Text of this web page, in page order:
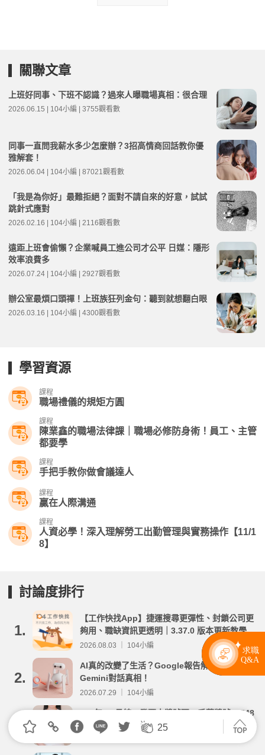
25
關聯文章
上班好同事、下班不認識？過來人曝職場真相：很合理
2026.06.15 | 104小編 | 3755觀看數
同事一直問我薪水多少怎麼辦？3招高情商回話教你優
雅解套！
2026.06.04 | 104小編 | 87021觀看數
「我是為你好」最難拒絕？面對不請自來的好意，試試
跳針式應對
2026.02.16 | 104小編 | 2116觀看數
遠距上班會偷懶？企業喊員工進公司才公平 日媒：隱形
效率浪費多
2026.07.24 | 104小編 | 2927觀看數
辦公室最煩口頭禪！上班族狂列金句：聽到就想翻白眼
2026.03.16 | 104小編 | 4300觀看數
學習資源
課程
職場禮儀的規矩方圓
課程
陳業鑫的職場法律課｜職場必修防身術！員工、主管
都要學
課程
手把手教你做會議達人
課程
贏在人際溝通
課程
人資必學！深入理解勞工出勤管理與實務操作【11/1
8】
討論度排行
1.
【工作快找App】捷運搜尋更彈性、封鎖公司更
夠用、職缺資訊更透明｜3.37.0 版本更新教學
2026.08.03 ｜ 104小編
2.
AI真的改變了生活？Google報告解密1,500萬筆
Gemini對話真相！
2026.07.29 ｜ 104小編
3.
115年5-6月統一發票中獎號碼，千萬獎號38548
029！發票兌獎期限、如何領獎一次看